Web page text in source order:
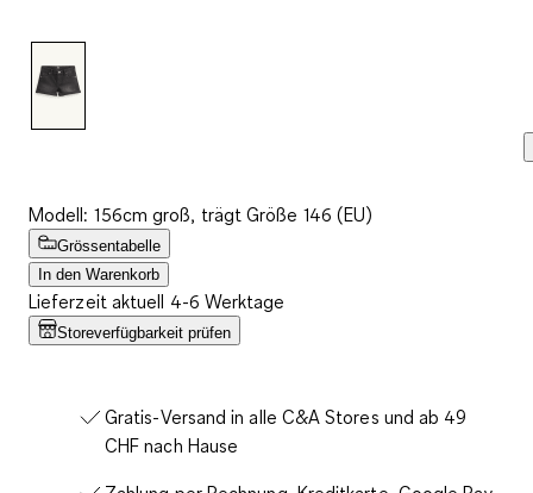
Modell: 156cm groß, trägt Größe 146 (EU)
Grössentabelle
In den Warenkorb
Lieferzeit aktuell 4-6 Werktage
Storeverfügbarkeit prüfen
Gratis-Versand in alle C&A Stores und ab 49
CHF nach Hause